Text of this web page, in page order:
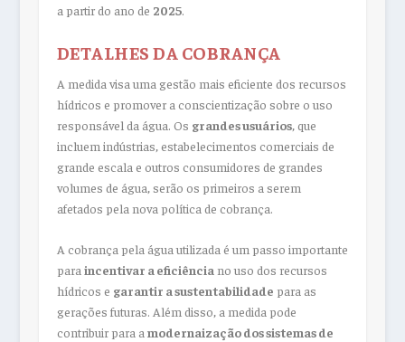
a partir do ano de 2025.
DETALHES DA COBRANÇA
A medida visa uma gestão mais eficiente dos recursos
hídricos e promover a conscientização sobre o uso
responsável da água. Os grandes usuários, que
incluem indústrias, estabelecimentos comerciais de
grande escala e outros consumidores de grandes
volumes de água, serão os primeiros a serem
afetados pela nova política de cobrança.
A cobrança pela água utilizada é um passo importante
para incentivar a eficiência no uso dos recursos
hídricos e garantir a sustentabilidade para as
gerações futuras. Além disso, a medida pode
contribuir para a modernaização dos sistemas de